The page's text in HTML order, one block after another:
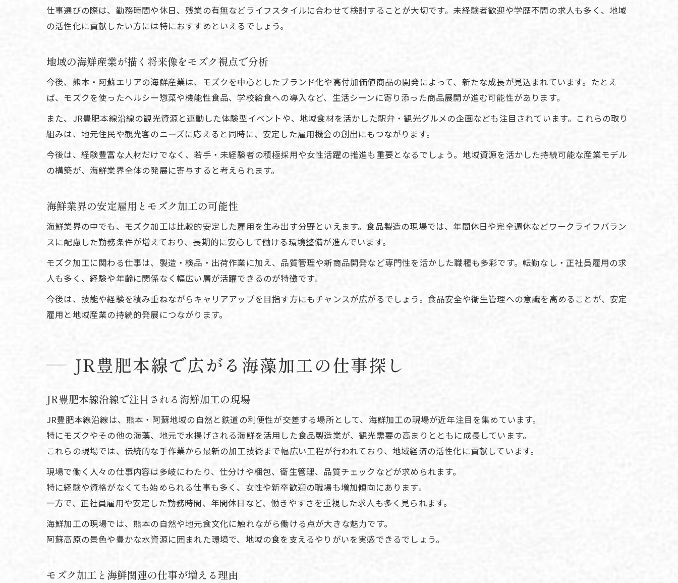
海鮮産業で安定雇用を目指すモズク関連職
モズク製造が生み出す新たな雇用の形
海藻加工職の雇用安定性と将来性
モズク関連の海鮮職で長く働くポイント
仕事選びの際は、勤務時間や休日、残業の有無などライフスタイルに合わせて検討することが大切です。未経験者歓迎や学歴不問の求人も多く、地域
の活性化に貢献したい方には特におすすめといえるでしょう。
地域の海鮮産業が描く将来像をモズク視点で分析
今後、熊本・阿蘇エリアの海鮮産業は、モズクを中心としたブランド化や高付加価値商品の開発によって、新たな成長が見込まれています。たとえ
ば、モズクを使ったヘルシー惣菜や機能性食品、学校給食への導入など、生活シーンに寄り添った商品展開が進む可能性があります。
また、JR豊肥本線沿線の観光資源と連動した体験型イベントや、地域食材を活かした駅弁・観光グルメの企画なども注目されています。これらの取り
組みは、地元住民や観光客のニーズに応えると同時に、安定した雇用機会の創出にもつながります。
今後は、経験豊富な人材だけでなく、若手・未経験者の積極採用や女性活躍の推進も重要となるでしょう。地域資源を活かした持続可能な産業モデル
の構築が、海鮮業界全体の発展に寄与すると考えられます。
海鮮業界の安定雇用とモズク加工の可能性
海鮮業界の中でも、モズク加工は比較的安定した雇用を生み出す分野といえます。食品製造の現場では、年間休日や完全週休などワークライフバラン
スに配慮した勤務条件が増えており、長期的に安心して働ける環境整備が進んでいます。
モズク加工に関わる仕事は、製造・検品・出荷作業に加え、品質管理や新商品開発など専門性を活かした職種も多彩です。転勤なし・正社員雇用の求
人も多く、経験や年齢に関係なく幅広い層が活躍できるのが特徴です。
今後は、技能や経験を積み重ねながらキャリアアップを目指す方にもチャンスが広がるでしょう。食品安全や衛生管理への意識を高めることが、安定
雇用と地域産業の持続的発展につながります。
JR豊肥本線で広がる海藻加工の仕事探し
JR豊肥本線沿線で注目される海鮮加工の現場
JR豊肥本線沿線は、熊本・阿蘇地域の自然と鉄道の利便性が交差する場所として、海鮮加工の現場が近年注目を集めています。
特にモズクやその他の海藻、地元で水揚げされる海鮮を活用した食品製造業が、観光需要の高まりとともに成長しています。
これらの現場では、伝統的な手作業から最新の加工技術まで幅広い工程が行われており、地域経済の活性化に貢献しています。
現場で働く人々の仕事内容は多岐にわたり、仕分けや梱包、衛生管理、品質チェックなどが求められます。
特に経験や資格がなくても始められる仕事も多く、女性や新卒歓迎の職場も増加傾向にあります。
一方で、正社員雇用や安定した勤務時間、年間休日など、働きやすさを重視した求人も多く見られます。
海鮮加工の現場では、熊本の自然や地元食文化に触れながら働ける点が大きな魅力です。
阿蘇高原の景色や豊かな水資源に囲まれた環境で、地域の食を支えるやりがいを実感できるでしょう。
モズク加工と海鮮関連の仕事が増える理由